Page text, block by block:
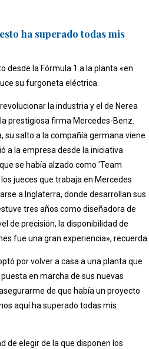
ha superado todas mis
desde la Fórmula 1 a la planta «en
su furgoneta eléctrica.
la industria y el de Nerea
prestigiosa firma Mercedes-Benz.
su salto a la compañía germana viene
a la empresa desde la iniciativa
se había alzado como 'Team
jueces que trabaja en Mercedes
a Inglaterra, donde desarrollan sus
tres años como diseñadora de
de precisión, la disponibilidad de
fue una gran experiencia», recuerda.
por volver a casa a una planta que
en marcha de sus nuevas
de que había un proyecto
aquí ha superado todas mis
de elegir de la que disponen los